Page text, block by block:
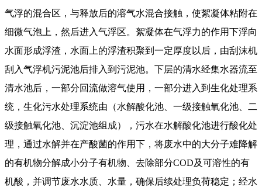
气浮的混合区，与释放后的溶气水混合接触，使絮凝体粘附在
细微气泡上，然后进入气浮区。絮凝体在气浮力的作用下浮向
水面形成浮渣，水面上的浮渣积聚到一定厚度以后，由刮沫机
刮入气浮机污泥池后排入到污泥池。下层的清水经集水器流至
清水池后，一部分回流做溶气使用，一部分进入到生化处理系
统，生化污水处理系统由（水解酸化池、一级接触氧化池、二
级接触氧化池、沉淀池组成），污水在水解酸化池进行酸化处
理，通过水解并在产酸菌的作用下，将废水中的大分子难降解
的有机物分解成小分子有机物、去除部分COD及可溶性的有
机酸，并调节废水水质、水量，确保后续处理负荷稳定；经水